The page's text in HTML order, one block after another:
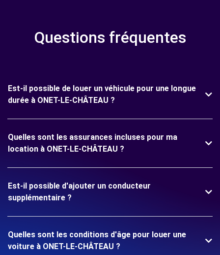
Questions fréquentes
Est-il possible de louer un véhicule pour une longue
durée à ONET-LE-CHÂTEAU ?
Quelles sont les assurances incluses pour ma
location à ONET-LE-CHÂTEAU ?
Est-il possible d'ajouter un conducteur
supplémentaire ?
Quelles sont les conditions d'âge pour louer une
voiture à ONET-LE-CHÂTEAU ?